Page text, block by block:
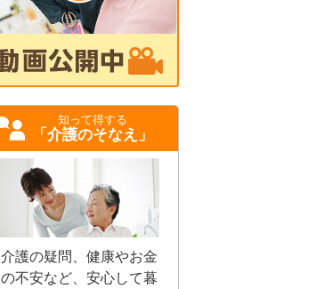
知って得する
「介護のそなえ」
介護の疑問、健康やお金
の不安など、安心して暮